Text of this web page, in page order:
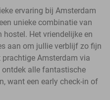
ervaring bij Amsterdam
unieke combinatie van
hostel. Het vriendelijke en
aan om jullie verblijf zo fijn
Amsterdam via
ontdek alle fantastische
want een early check-in of